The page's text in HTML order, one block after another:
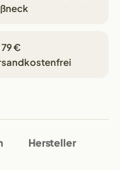
€
Hersteller